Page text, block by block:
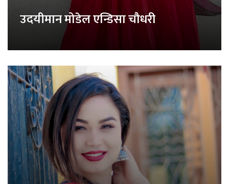
उदयीमान मोडेल एन्डिसा चौधरी